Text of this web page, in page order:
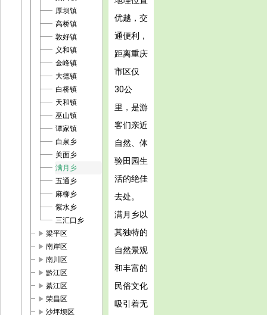
厚坝镇
高桥镇
敦好镇
义和镇
金峰镇
大德镇
白桥镇
天和镇
巫山镇
谭家镇
白泉乡
关面乡
满月乡
五通乡
麻柳乡
紫水乡
三汇口乡
play_arrow 梁平区
play_arrow 南岸区
play_arrow 南川区
play_arrow 黔江区
play_arrow 綦江区
play_arrow 荣昌区
play_arrow 沙坪坝区
优越，交
通便利，
距离重庆
市区仅
30公
里，是游
客们亲近
自然、体
验田园生
活的绝佳
去处。
满月乡以
其独特的
自然景观
和丰富的
民俗文化
吸引着无